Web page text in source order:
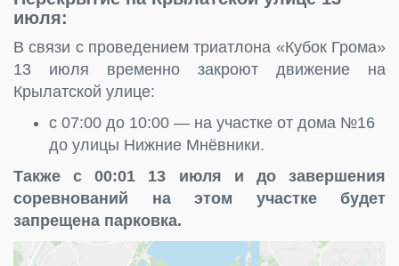
июля:
В связи с проведением триатлона «Кубок Грома»
13 июля временно закроют движение на
Крылатской улице:
с 07:00 до 10:00 — на участке от дома №16
до улицы Нижние Мнёвники.
Также с 00:01 13 июля и до завершения
соревнований на этом участке будет
запрещена парковка.